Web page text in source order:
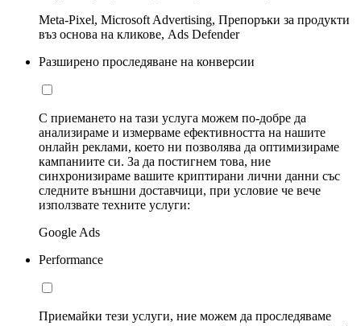
Meta-Pixel, Microsoft Advertising, Препоръки за продукти
въз основа на кликове, Ads Defender
Разширено проследяване на конверсии
С приемането на тази услуга можем по-добре да
анализираме и измерваме ефективността на нашите
онлайн реклами, което ни позволява да оптимизираме
кампаниите си. За да постигнем това, ние
синхронизираме вашите криптирани лични данни със
следните външни доставчици, при условие че вече
използвате техните услуги:
Google Ads
Performance
Приемайки тези услуги, ние можем да проследяваме